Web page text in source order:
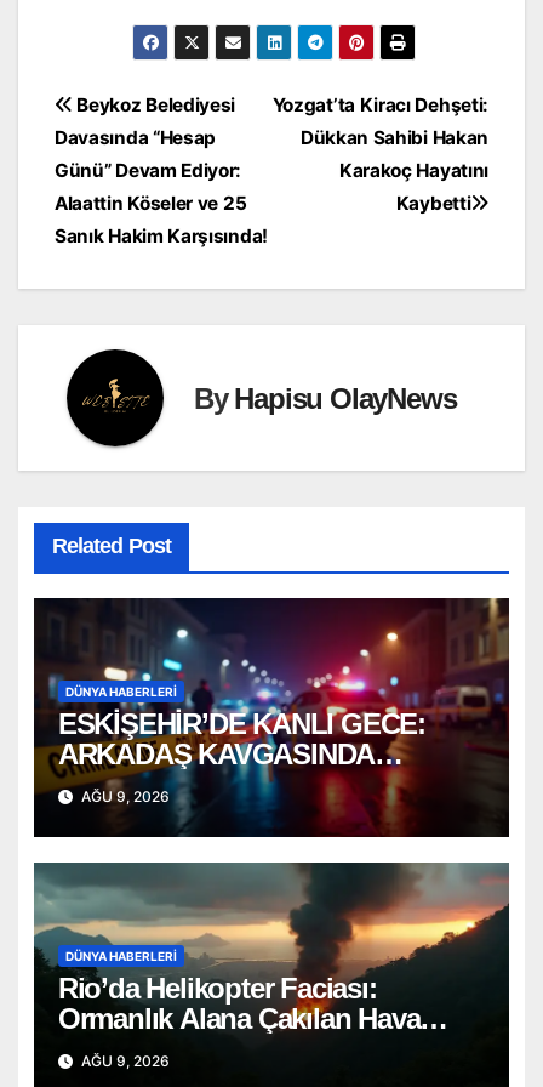
Yazı
gezinmesi
Yozgat’ta Kiracı Dehşeti:
Dükkan Sahibi Hakan
Karakoç Hayatını
Kaybetti
Beykoz Belediyesi
Davasında “Hesap
Günü” Devam Ediyor:
Alaattin Köseler ve 25
Sanık Hakim Karşısında!
ByHapisu OlayNews
Related Post
DÜNYA HABERLERI
ESKİŞEHİR’DE KANLI GECE:
ARKADAŞ KAVGASINDA
BIÇAKLAR KONUŞTU!
AĞU 9, 2026
DÜNYA HABERLERI
Rio’da Helikopter Faciası:
Ormanlık Alana Çakılan Hava
Aracında 4 Ölü
AĞU 9, 2026